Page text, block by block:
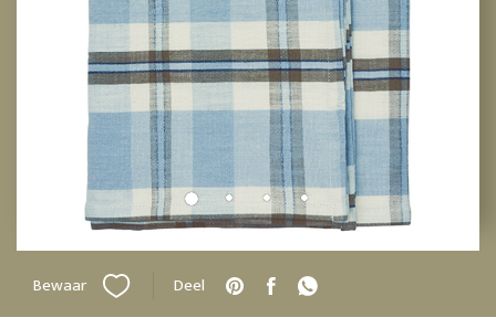
Bewaar Deel